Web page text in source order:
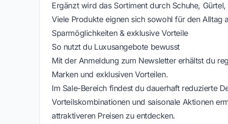
Ergänzt wird das Sortiment durch Schuhe,
Viele Produkte eignen sich sowohl für den Alltag
Sparmöglichkeiten & exklusive Vorteile
So nutzt du Luxusangebote bewusst
Mit der Anmeldung zum Newsletter erhältst du
Marken und exklusiven Vorteilen.
Im Sale-Bereich findest du dauerhaft reduzierte
Vorteilskombinationen und saisonale Aktionen
attraktiveren Preisen zu entdecken.